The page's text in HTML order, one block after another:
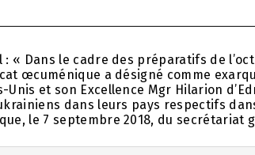
« Dans le cadre des préparatifs de
œcuménique a désigné comme
Unis et son Excellence Mgr Hilarion
dans leurs pays respectifs
le 7 septembre 2018, du secrétariat